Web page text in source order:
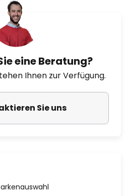
eine Beratung?
Ihnen zur Verfügung.
Sie uns